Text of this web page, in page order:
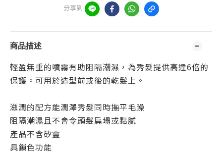
分享到
商品描述
輕盈無重的噴霧有助阻隔潮濕，為秀髮提供高達6倍的
保護。可用於造型前或後的乾髮上。
滋潤的配方能潤澤秀髮同時撫平毛躁
阻隔潮濕且不會令頭髮扁塌或黏膩
產品不含矽靈
具鎖色功能